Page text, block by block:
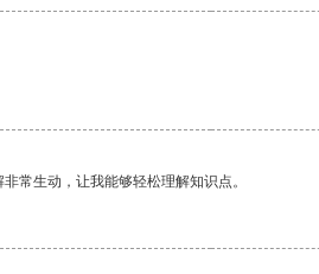
常生动，让我能够轻松理解知识点。